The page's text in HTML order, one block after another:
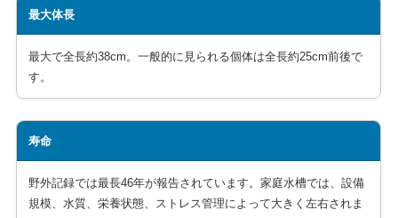
最大体長
最大で全長約38cm。一般的に見られる個体は全長約25cm前後で
す。
寿命
野外記録では最長46年が報告されています。家庭水槽では、設備
規模、水質、栄養状態、ストレス管理によって大きく左右されま